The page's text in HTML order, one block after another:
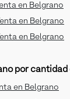
en Belgrano
en Belgrano
en Belgrano
por
en Belgrano